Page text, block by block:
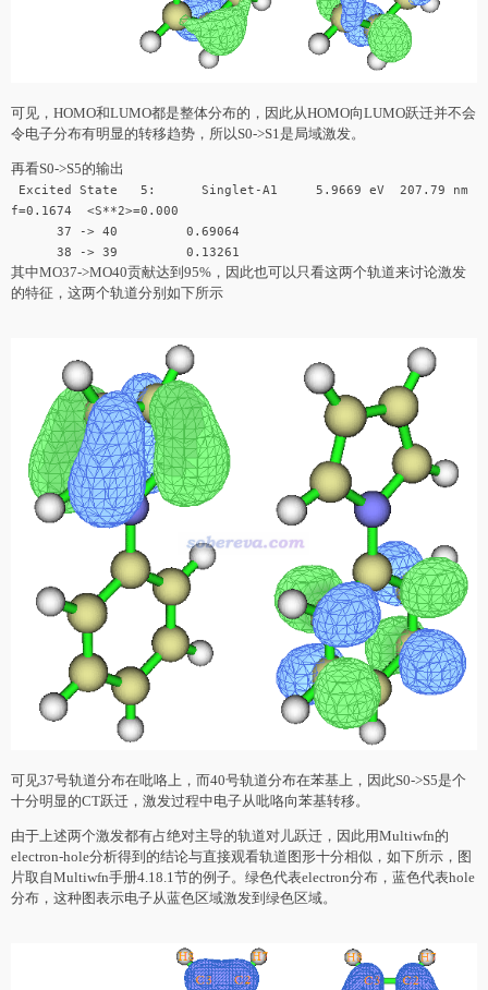
可见，HOMO和LUMO都是整体分布的，因此从HOMO向LUMO跃迁并不会
令电子分布有明显的转移趋势，所以S0->S1是局域激发。
再看S0->S5的输出
Excited State 5: Singlet-A1 5.9669 eV 207.79 nm
f=0.1674 <S**2>=0.000
37 -> 40 0.69064
38 -> 39 0.13261
其中MO37->MO40贡献达到95%，因此也可以只看这两个轨道来讨论激发
的特征，这两个轨道分别如下所示
可见37号轨道分布在吡咯上，而40号轨道分布在苯基上，因此S0->S5是个
十分明显的CT跃迁，激发过程中电子从吡咯向苯基转移。
由于上述两个激发都有占绝对主导的轨道对儿跃迁，因此用Multiwfn的
electron-hole分析得到的结论与直接观看轨道图形十分相似，如下所示，图
片取自Multiwfn手册4.18.1节的例子。绿色代表electron分布，蓝色代表hole
分布，这种图表示电子从蓝色区域激发到绿色区域。